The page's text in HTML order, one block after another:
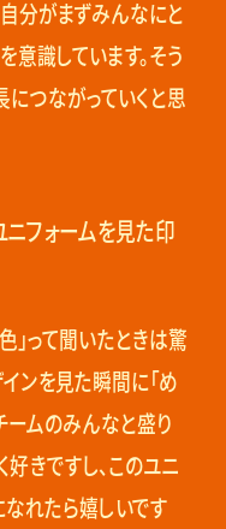
分がまずみんなにと
意識しています。そう
つながっていくと思
フォームを見た印
」って聞いたときは驚
ンを見た瞬間に「め
ームのみんなと盛り
好きですし、このユニ
れたら嬉しいです